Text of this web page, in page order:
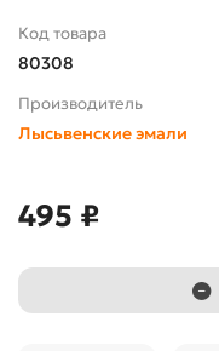
Код товара
80308
Производитель
Лысьвенские эмали
495 ₽